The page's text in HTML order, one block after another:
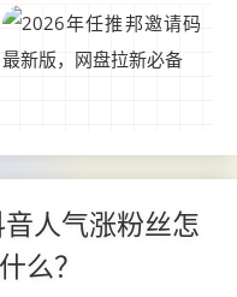
人气涨粉丝怎
么？